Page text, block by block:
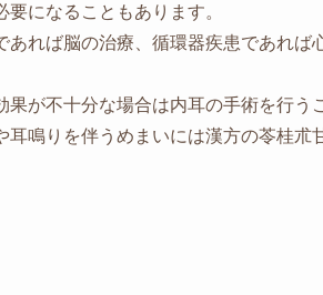
になることもあります。
れば脳の治療、循環器疾患であれば
が不十分な場合は内耳の手術を行う
鳴りを伴うめまいには漢方の苓桂朮